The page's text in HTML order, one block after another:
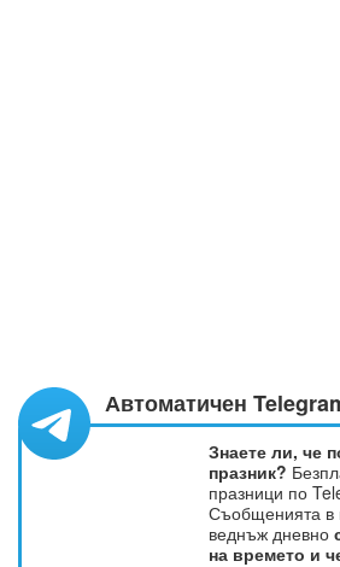
Автоматичен
Знаете ли, че
празник?
празници по
Съобщенията в
веднъж дневно
на времето и